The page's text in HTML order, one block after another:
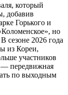
который
добавив
Горького и
но
сезоне 2026 года
из Кореи,
участников
— передвижная
по выходным